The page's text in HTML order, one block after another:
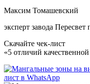
Максим Томашевский
эксперт завода
Скачайте чек-лист
«5 отличий
лист в WhatsApp